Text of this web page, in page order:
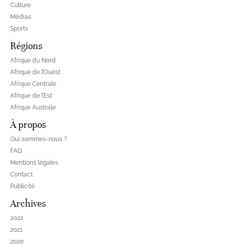
Culture
Médias
Sports
Régions
Afrique du Nord
Afrique de l’Ouest
Afrique Centrale
Afrique de l’Est
Afrique Australe
À propos
Qui sommes-nous ?
FAQ
Mentions légales
Contact
Publicité
Archives
2022
2021
2020